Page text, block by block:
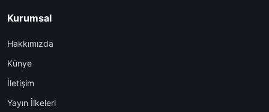
Kurumsal
Hakkımızda
Künye
İletişim
Yayın İlkeleri